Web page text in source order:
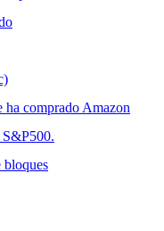
comprado Amazon
bloques